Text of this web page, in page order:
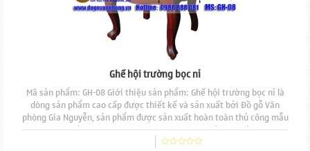
Ghế hội trường bọc nỉ
Mã sản phẩm: GH-08 Giới thiệu sản phẩm: Ghế hội trường bọc nỉ là
dòng sản phẩm cao cấp được thiết kế và sản xuất bởi Đồ gỗ Văn
phòng Gia Nguyễn, sản phẩm được sản xuất hoàn toàn thủ công mẫu
mã đẹp, độ bền cao, đường nét đục chạm tinh tế. Mặt ngồi và tựa
lưng nệm mút đúc, bọc nỉ.Chất liệu gỗ tự nhiên 100% sơn phủ PU cao